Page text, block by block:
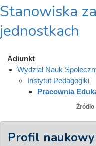
Stanowiska
jednostkach
Adiunkt
Wydział Nauk
Instytut Pedagogiki
Pracownia
Profil naukowy